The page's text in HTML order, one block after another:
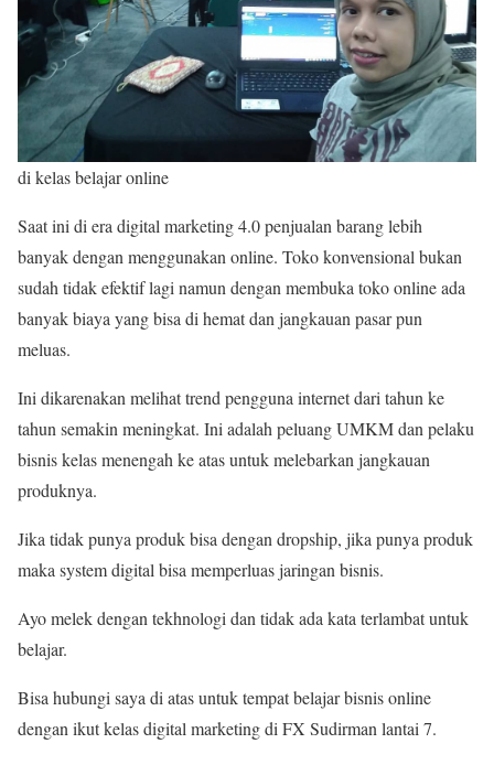
di kelas belajar online
Saat ini di era digital marketing 4.0 penjualan barang lebih
banyak dengan menggunakan online. Toko konvensional bukan
sudah tidak efektif lagi namun dengan membuka toko online ada
banyak biaya yang bisa di hemat dan jangkauan pasar pun
meluas.
Ini dikarenakan melihat trend pengguna internet dari tahun ke
tahun semakin meningkat. Ini adalah peluang UMKM dan pelaku
bisnis kelas menengah ke atas untuk melebarkan jangkauan
produknya.
Jika tidak punya produk bisa dengan dropship, jika punya produk
maka system digital bisa memperluas jaringan bisnis.
Ayo melek dengan tekhnologi dan tidak ada kata terlambat untuk
belajar.
Bisa hubungi saya di atas untuk tempat belajar bisnis online
dengan ikut kelas digital marketing di FX Sudirman lantai 7.